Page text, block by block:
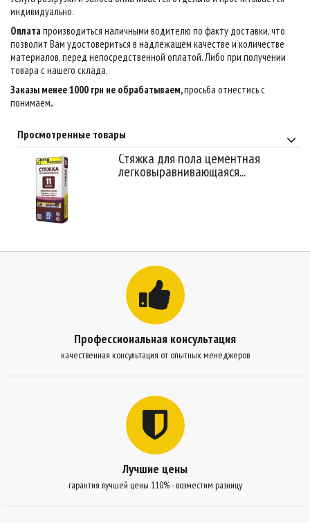
индивидуально.
Оплатапроизводиться наличными водителю по факту доставки, что
позволит Вам удостовериться в надлежащем качестве и количестве
материалов, перед непосредственной оплатой. Либо при получении
товара с нашего склада.
Заказы менее 1000 грн не обрабатываем,просьба отнестись с
понимаем.
Просмотренные товары
Стяжка для пола цементная
легковыравнивающаяся...
Профессиональная консультация
качественная консультация от опытных менеджеров
Лучшие цены
гарантия лучшей цены 110% - возместим разницу